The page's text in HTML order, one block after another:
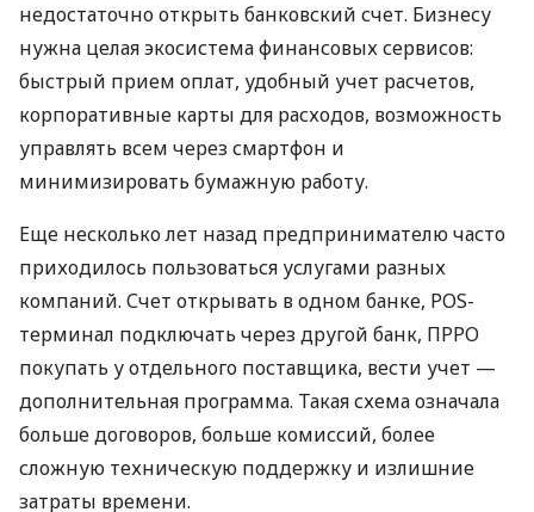
недостаточно открыть банковский счет. Бизнесу
нужна целая экосистема финансовых сервисов:
быстрый прием оплат, удобный учет расчетов,
корпоративные карты для расходов, возможность
управлять всем через смартфон и
минимизировать бумажную работу.
Еще несколько лет назад предпринимателю часто
приходилось пользоваться услугами разных
компаний. Счет открывать в одном банке, POS-
терминал подключать через другой банк, ПРРО
покупать у отдельного поставщика, вести учет —
дополнительная программа. Такая схема означала
больше договоров, больше комиссий, более
сложную техническую поддержку и излишние
затраты времени.